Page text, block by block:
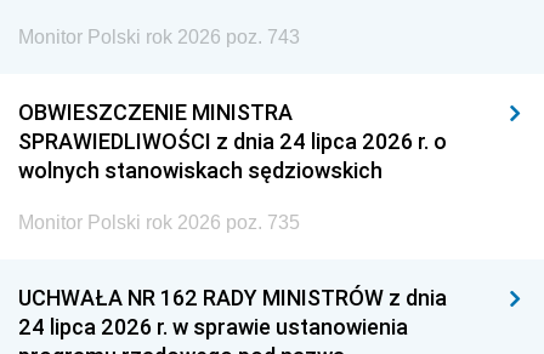
Monitor Polski rok 2026 poz. 743
OBWIESZCZENIE MINISTRA
SPRAWIEDLIWOŚCI z dnia 24 lipca 2026 r. o
wolnych stanowiskach sędziowskich
Monitor Polski rok 2026 poz. 735
UCHWAŁA NR 162 RADY MINISTRÓW z dnia
24 lipca 2026 r. w sprawie ustanowienia